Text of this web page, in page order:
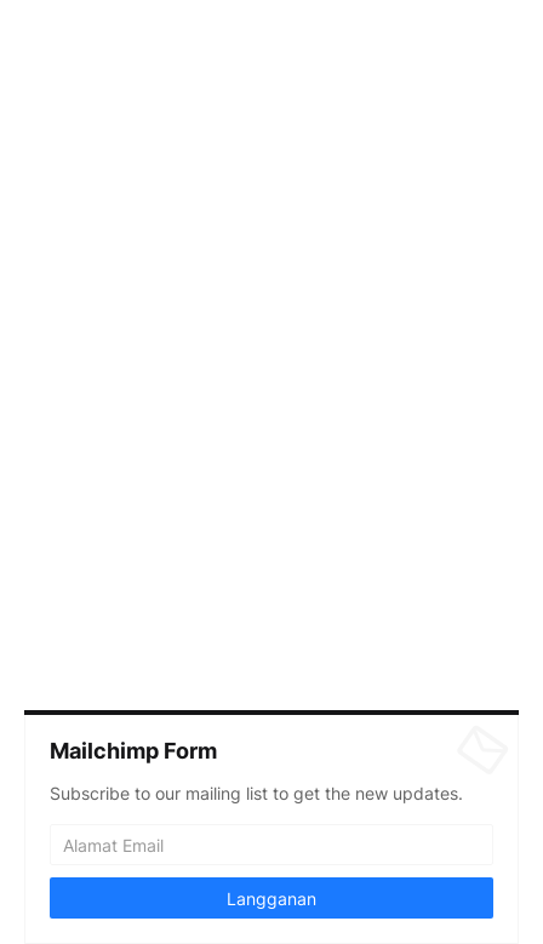
Mailchimp Form
Subscribe to our mailing list to get the new updates.